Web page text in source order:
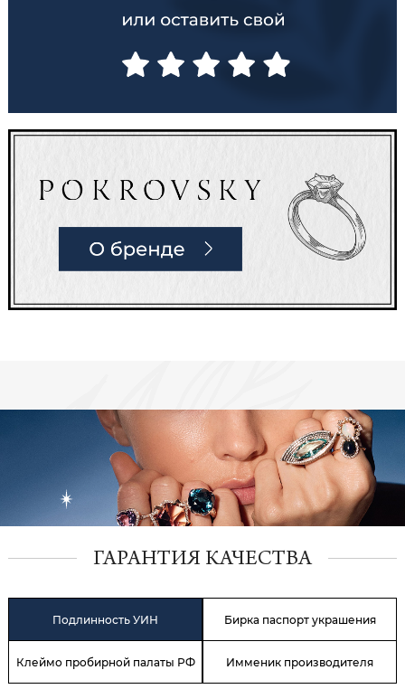
ГАРАНТИЯ КАЧЕСТВА
Подлинность УИН Бирка паспорт украшения
Клеймо пробирной палаты РФ Имменик производителя